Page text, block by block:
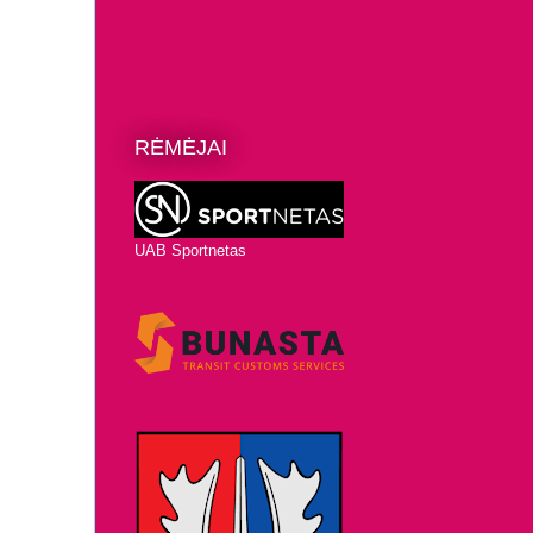
RĖMĖJAI
UAB Sportnetas